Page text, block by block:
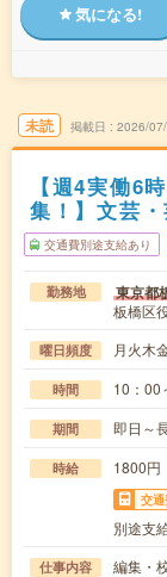
気になる!
未読 掲載日 2026/
【週4実働6
集！】文芸
交通費別途支給あり
勤務地 東京都
板橋区
曜日頻度 月火木
時間 10：00
期間 即日～
時給 1800円
交
別途支
仕事内容
編集・